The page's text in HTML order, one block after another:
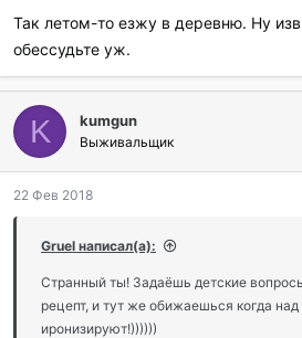
Так летом-то езжу в деревню. Ну
обессудьте уж.
K kumgun
Выживальщик
22 Фев 2018
Gruel написал(а):
Странный ты! Задаёшь детские
рецепт, и тут же обижаешься когда над
иронизируют!))))))